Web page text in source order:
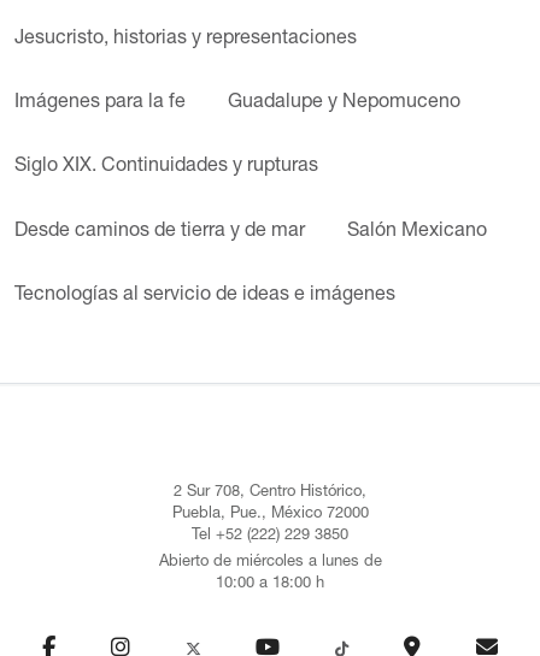
Jesucristo, historias y representaciones
Imágenes para la fe Guadalupe y Nepomuceno
Siglo XIX. Continuidades y rupturas
Desde caminos de tierra y de mar Salón Mexicano
Tecnologías al servicio de ideas e imágenes
2 Sur 708, Centro Histórico,
Puebla, Pue., México 72000
Tel +52 (222) 229 3850
Abierto de miércoles a lunes de
10:00 a 18:00 h